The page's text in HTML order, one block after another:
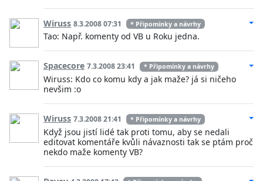
Wiruss 8.3.2008 07:31 * Připomínky a návrhy
Tao: Např. komenty od VB u Roku jedna.
Spacecore 7.3.2008 23:41 * Připomínky a návrhy
Wiruss: Kdo co komu kdy a jak maže? já si ničeho
nevšim :o
Wiruss 7.3.2008 21:41 * Připomínky a návrhy
Když jsou jistí lidé tak proti tomu, aby se nedali
editovat komentáře kvůli návaznosti tak se ptám proč
nekdo maže komenty VB?